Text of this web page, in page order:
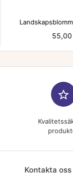
Pris
star_border
Kontakta oss